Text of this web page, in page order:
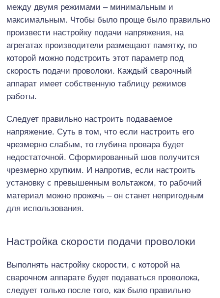
между двумя режимами – минимальным и
максимальным. Чтобы было проще было правильно
произвести настройку подачи напряжения, на
агрегатах производители размещают памятку, по
которой можно подстроить этот параметр под
скорость подачи проволоки. Каждый сварочный
аппарат имеет собственную таблицу режимов
работы.
Следует правильно настроить подаваемое
напряжение. Суть в том, что если настроить его
чрезмерно слабым, то глубина провара будет
недостаточной. Сформированный шов получится
чрезмерно хрупким. И напротив, если настроить
установку с превышенным вольтажом, то рабочий
материал можно прожечь – он станет непригодным
для использования.
Настройка скорости подачи проволоки
Выполнять настройку скорости, с которой на
сварочном аппарате будет подаваться проволока,
следует только после того, как было правильно